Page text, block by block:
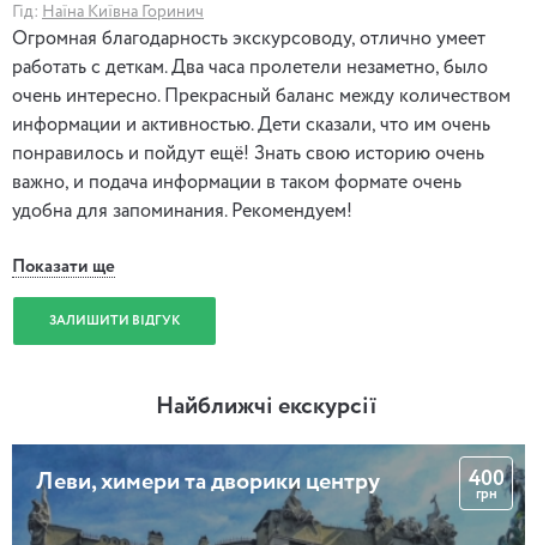
Гід: Наїна Київна Горинич
Огромная благодарность экскурсоводу, отлично умеет
работать с деткам. Два часа пролетели незаметно, было
очень интересно. Прекрасный баланс между количеством
информации и активностью. Дети сказали, что им очень
понравилось и пойдут ещё! Знать свою историю очень
важно, и подача информации в таком формате очень
удобна для запоминания. Рекомендуем!
Показати ще
ЗАЛИШИТИ ВІДГУК
Найближчі екскурсії
Леви, химери та дворики центру 400
грн